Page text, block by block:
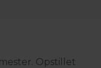
Opstillet